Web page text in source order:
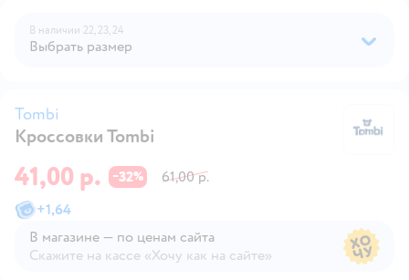
В наличии 22, 23, 24
Выбрать размер
Tombi
Кроссовки Tombi
41,00 р. −32%
61,00 р.
+1,64
В магазине — по ценам сайта
Скажите на кассе «Хочу как на сайте»